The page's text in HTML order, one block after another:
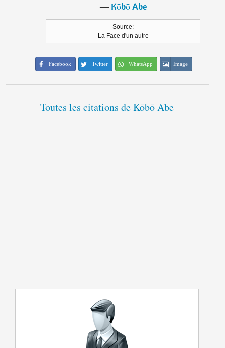
―Kōbō Abe
Source:
La Face d'un autre
Facebook Twitter WhatsApp Image
Toutes les citations de Kōbō Abe